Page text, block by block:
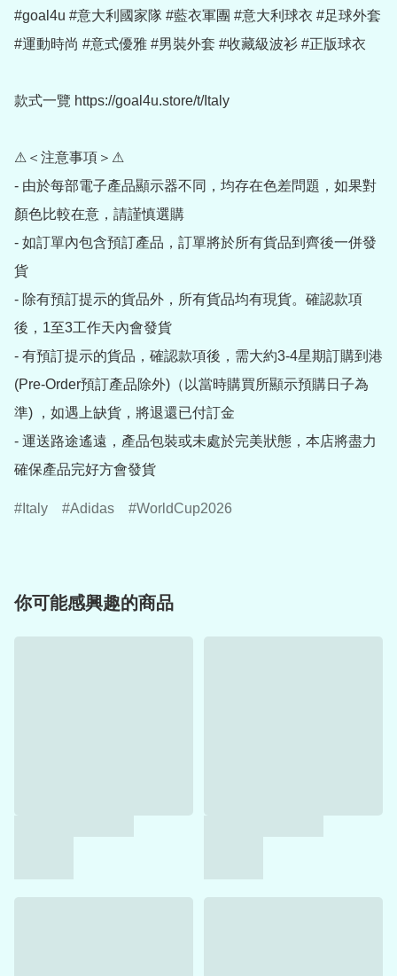
#goal4u #意大利國家隊 #藍衣軍團 #意大利球衣 #足球外套
#運動時尚 #意式優雅 #男裝外套 #收藏級波衫 #正版球衣
款式一覽 https://goal4u.store/t/Italy
⚠＜注意事項＞⚠
- 由於每部電子產品顯示器不同，均存在色差問題，如果對
顏色比較在意，請謹慎選購
- 如訂單內包含預訂產品，訂單將於所有貨品到齊後一併發
貨
- 除有預訂提示的貨品外，所有貨品均有現貨。確認款項
後，1至3工作天內會發貨
- 有預訂提示的貨品，確認款項後，需大約3-4星期訂購到港
(Pre-Order預訂產品除外)（以當時購買所顯示預購日子為
準) ，如遇上缺貨，將退還已付訂金
- 運送路途遙遠，產品包裝或未處於完美狀態，本店將盡力
確保產品完好方會發貨
Italy Adidas WorldCup2026
你可能感興趣的商品